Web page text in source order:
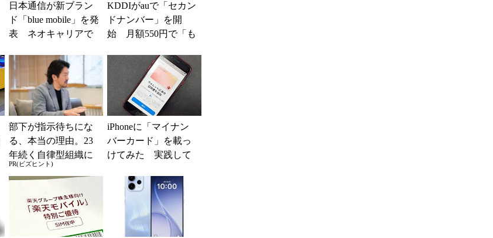
日本通信が新ブラン
ド「blue mobile」を発
表 ネオキャリアで
KDDIがauで「セカン
ドナンバー」を開
始 月額550円で「も
部下が指示待ちにな
る、本当の理由。23
年続く自律型組織に
共通する「3つの要
素」
PR(ビズヒント)
iPhoneに「マイナン
バーカード」を載っ
けてみた 実践して
ェック